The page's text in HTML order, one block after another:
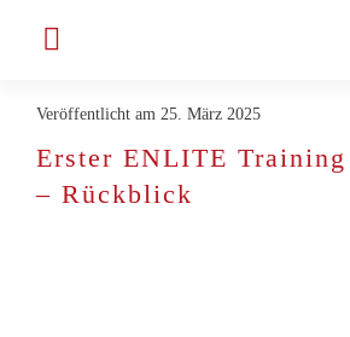
springen
Toggle
Veröffentlicht am 25. März 2025
Erster ENLITE
– Rückblick